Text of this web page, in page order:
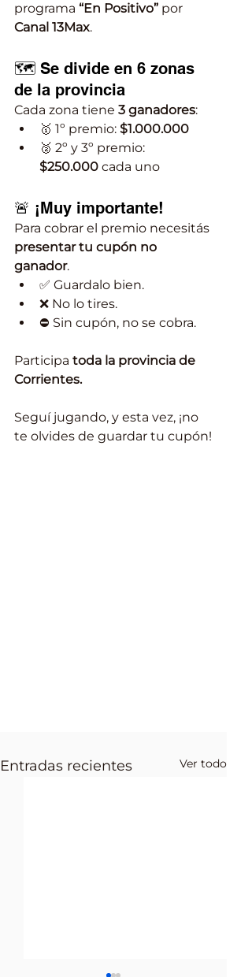
programa “En Positivo” por
Canal 13Max.
🗺 Se divide en 6 zonas
de la provincia
Cada zona tiene 3 ganadores:
🥇 1º premio: $1.000.000
🥈 2º y 3º premio:
$250.000 cada uno
🚨 ¡Muy importante!
Para cobrar el premio necesitás
presentar tu cupón no
ganador.
✅ Guardalo bien.
❌ No lo tires.
⛔ Sin cupón, no se cobra.
Participa toda la provincia de
Corrientes.
Seguí jugando, y esta vez, ¡no
te olvides de guardar tu cupón!
Entradas recientes Ver todo